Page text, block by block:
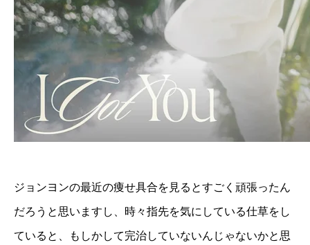
ジョンヨンの最近の痩せ具合を見るとすごく頑張ったん
だろうと思いますし、時々指先を気にしている仕草をし
ていると、もしかして完治していないんじゃないかと思